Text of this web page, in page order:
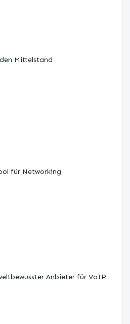
Mittelstand
für Networking
Anbieter für VoIP